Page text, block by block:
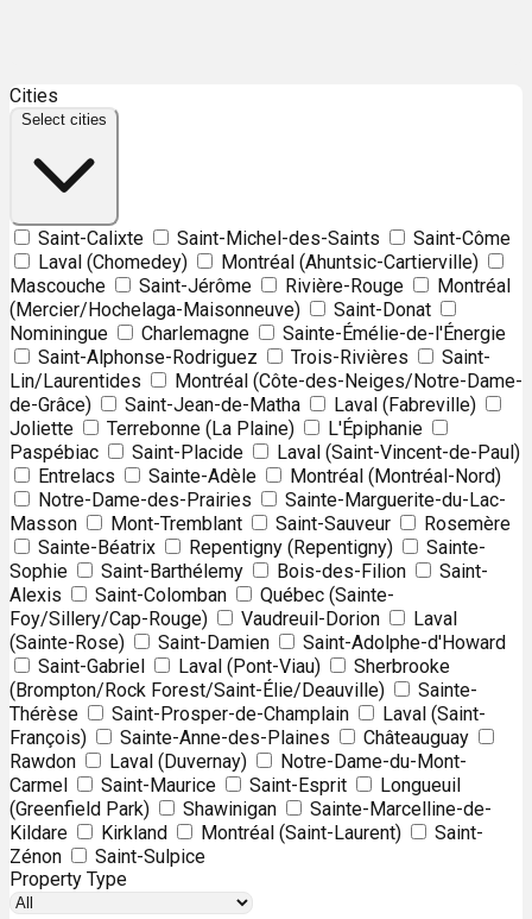
+
−
Cities
Select cities
Saint-Calixte Saint-Michel-des-Saints
Saint-Côme
Laval (Chomedey)
Montréal (Ahuntsic-Cartierville)
Mascouche
Saint-Jérôme Rivière-Rouge
Montréal
(Mercier/Hochelaga-Maisonneuve)
Saint-Donat
Nominingue
Charlemagne
Sainte-Émélie-de-l'Énergie
Saint-Alphonse-Rodriguez
Trois-Rivières
Saint-
Lin/Laurentides
Montréal (Côte-des-Neiges/Notre-Dame-
de-Grâce)
Saint-Jean-de-Matha
Laval (Fabreville)
Joliette
Terrebonne (La Plaine)
L'Épiphanie
Paspébiac
Saint-Placide
Laval (Saint-Vincent-de-Paul)
Entrelacs
Sainte-Adèle
Montréal (Montréal-Nord)
Notre-Dame-des-Prairies
Sainte-Marguerite-du-Lac-
Masson
Mont-Tremblant Saint-Sauveur
Rosemère
Sainte-Béatrix
Repentigny (Repentigny)
Sainte-
Sophie
Saint-Barthélemy Bois-des-Filion
Saint-
Alexis
Saint-Colomban
Québec (Sainte-
Foy/Sillery/Cap-Rouge)
Vaudreuil-Dorion
Laval
(Sainte-Rose)
Saint-Damien
Saint-Adolphe-d'Howard
Saint-Gabriel
Laval (Pont-Viau)
Sherbrooke
(Brompton/Rock Forest/Saint-Élie/Deauville)
Sainte-
Thérèse
Saint-Prosper-de-Champlain
Laval (Saint-
François)
Sainte-Anne-des-Plaines
Châteauguay
Rawdon
Laval (Duvernay)
Notre-Dame-du-Mont-
Carmel
Saint-Maurice Saint-Esprit
Longueuil
(Greenfield Park)
Shawinigan
Sainte-Marcelline-de-
Kildare
Kirkland Montréal (Saint-Laurent)
Saint-
Zénon
Saint-Sulpice
Property Type